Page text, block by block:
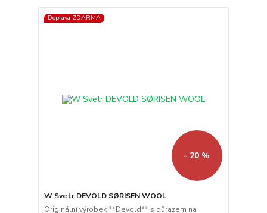
Doprava ZDARMA
- 20 %
W Svetr DEVOLD SØRISEN WOOL
Originální výrobek **Devold** s důrazem na